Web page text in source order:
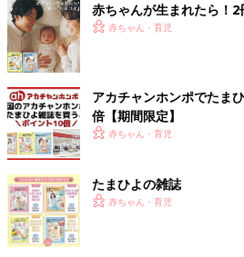
年の旧村山家です。
「インターネットで、古民家を検索し
が古民家再生事業に取り組むNPO法人
ていた築約130年の旧村山家の購入者
た。調べると、購入受付の締め切りま
いで宿泊体験プランを申し込み、2人で
古民家といっても母屋は、畳を替えた
スで、電気、水道も使えます。
かやぶき屋根の大きな平屋の隣には、2
治初期ごろに建築されたようです。間
赤ちゃんが生まれたら！2
赤ちゃん・育児
アカチャンホンポでたま
倍【期間限定】
赤ちゃん・育児
たまひよの雑誌
赤ちゃん・育児